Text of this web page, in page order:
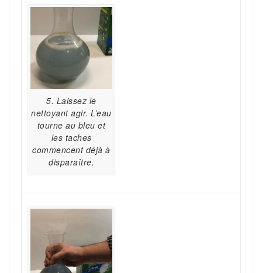
5. Laissez le
nettoyant agir. L’eau
tourne au bleu et
les taches
commencent déjà à
disparaître.